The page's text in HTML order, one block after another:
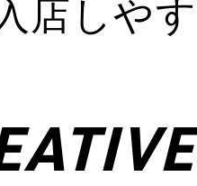
店しや